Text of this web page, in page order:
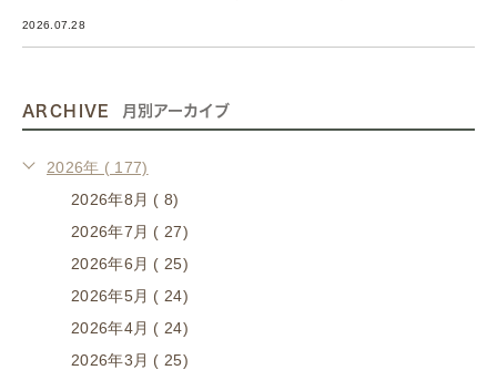
2026.07.28
ARCHIVE 月別アーカイブ
2026年 ( 177)
2026年8月 ( 8)
2026年7月 ( 27)
2026年6月 ( 25)
2026年5月 ( 24)
2026年4月 ( 24)
2026年3月 ( 25)